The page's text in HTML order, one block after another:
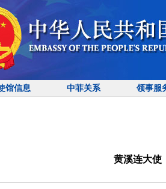
馆信息 中菲关系 领事服
黄溪连大使